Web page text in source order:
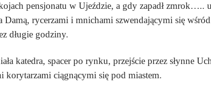
pensjonatu w Ujeździe, a gdy zapadł zmrok…..
rycerzami i mnichami szwendającymi się
długie godziny.
katedra, spacer po rynku, przejście przez słynne
ciągnącymi się pod miastem.